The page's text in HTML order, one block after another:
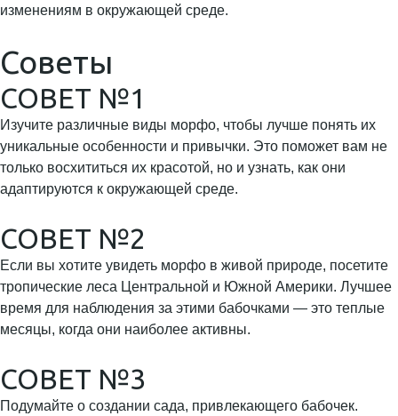
изменениям в окружающей среде.
Советы
СОВЕТ №1
Изучите различные виды морфо, чтобы лучше понять их
уникальные особенности и привычки. Это поможет вам не
только восхититься их красотой, но и узнать, как они
адаптируются к окружающей среде.
СОВЕТ №2
Если вы хотите увидеть морфо в живой природе, посетите
тропические леса Центральной и Южной Америки. Лучшее
время для наблюдения за этими бабочками — это теплые
месяцы, когда они наиболее активны.
СОВЕТ №3
Подумайте о создании сада, привлекающего бабочек.